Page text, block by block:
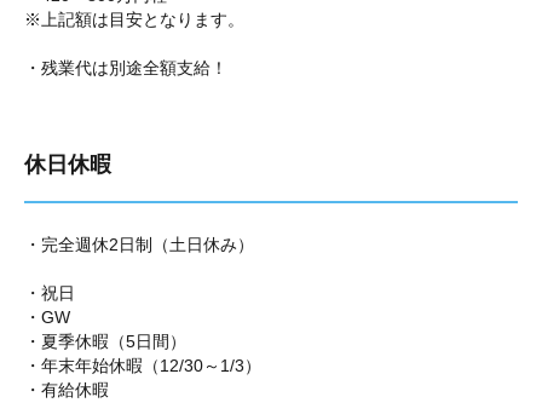
※上記額は目安となります。
・残業代は別途全額支給！
休日休暇
・完全週休2日制（土日休み）
・祝日
・GW
・夏季休暇（5日間）
・年末年始休暇（12/30～1/3）
・有給休暇